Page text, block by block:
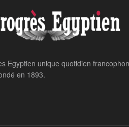
Egyptien unique quotidien
en 1893.